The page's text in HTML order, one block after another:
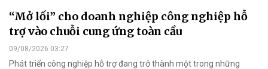
“Mở lối” cho doanh nghiệp công nghiệp hỗ
trợ vào chuỗi cung ứng toàn cầu
09/08/2026 03:27
Phát triển công nghiệp hỗ trợ đang trở thành một trong những